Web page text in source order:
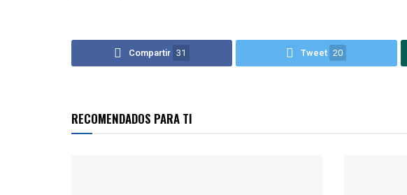
Compartir 31 Tweet 20
RECOMENDADOS PARA TI